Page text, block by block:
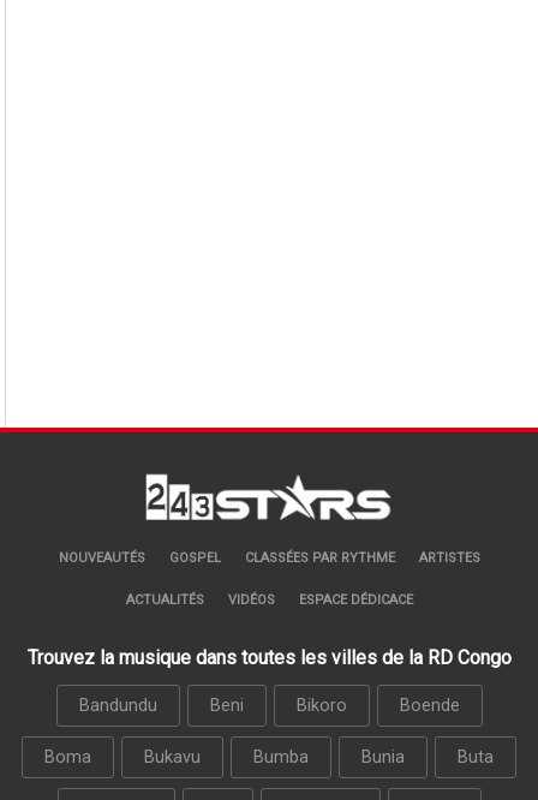
NOUVEAUTÉS GOSPEL CLASSÉES PAR RYTHME ARTISTES
ACTUALITÉS VIDÉOS ESPACE DÉDICACE
Trouvez la musique dans toutes les villes de la RD Congo
Bandundu Beni Bikoro Boende
Boma Bukavu Bumba Bunia Buta